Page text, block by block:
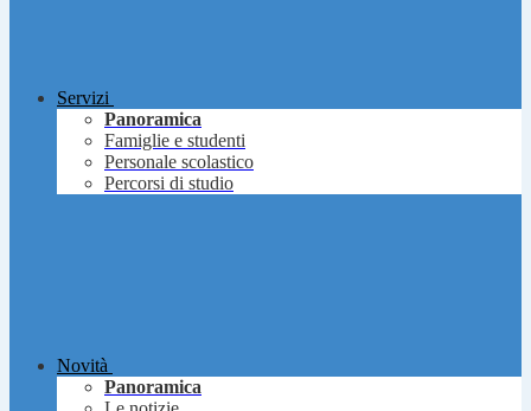
Servizi
Panoramica
Famiglie e studenti
Personale scolastico
Percorsi di studio
Novità
Panoramica